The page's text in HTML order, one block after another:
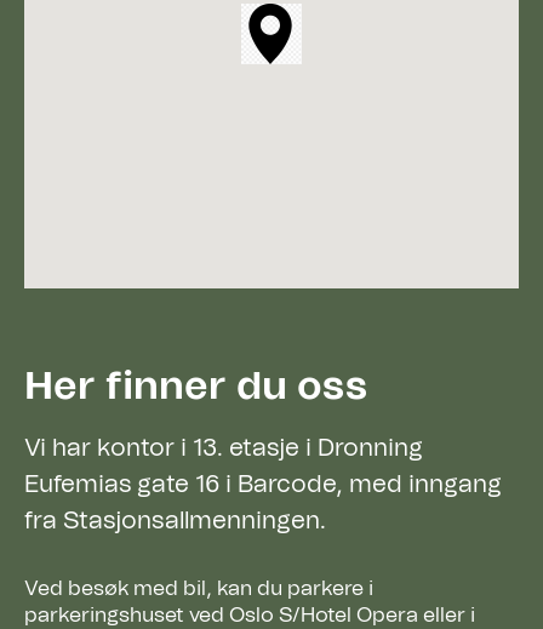
Her finner du oss
Vi har kontor i 13. etasje i Dronning
Eufemias gate 16 i Barcode, med inngang
fra Stasjonsallmenningen.
Ved besøk med bil, kan du parkere i
parkeringshuset ved Oslo S/Hotel Opera eller i